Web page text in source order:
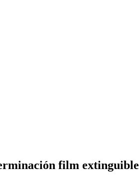
film extinguible